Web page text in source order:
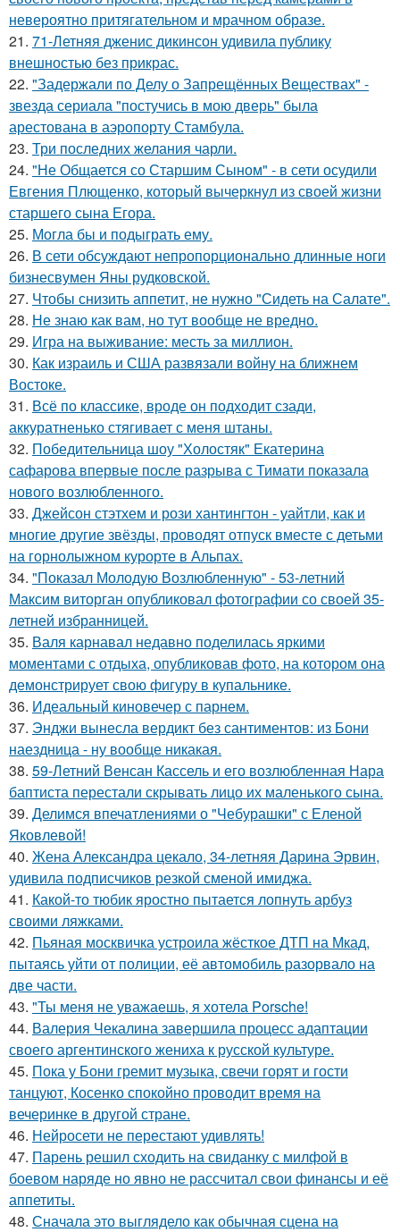
невероятно притягательном и мрачном образе.
21. 71-Летняя дженис дикинсон удивила публику
внешностью без прикрас.
22. "Задержали по Делу о Запрещённых Веществах" -
звезда сериала "постучись в мою дверь" была
арестована в аэропорту Стамбула.
23. Три последних желания чарли.
24. "Не Общается со Старшим Сыном" - в сети осудили
Евгения Плющенко, который вычеркнул из своей жизни
старшего сына Егора.
25. Могла бы и подыграть ему.
26. В сети обсуждают непропорционально длинные ноги
бизнесвумен Яны рудковской.
27. Чтобы снизить аппетит, не нужно "Сидеть на Салате".
28. Не знаю как вам, но тут вообще не вредно.
29. Игра на выживание: месть за миллион.
30. Как израиль и США развязали войну на ближнем
Востоке.
31. Всё по классике, вроде он подходит сзади,
аккуратненько стягивает с меня штаны.
32. Победительница шоу "Холостяк" Екатерина
сафарова впервые после разрыва с Тимати показала
нового возлюбленного.
33. Джейсон стэтхем и рози хантингтон - уайтли, как и
многие другие звёзды, проводят отпуск вместе с детьми
на горнолыжном курорте в Альпах.
34. "Показал Молодую Возлюбленную" - 53-летний
Максим виторган опубликовал фотографии со своей 35-
летней избранницей.
35. Валя карнавал недавно поделилась яркими
моментами с отдыха, опубликовав фото, на котором она
демонстрирует свою фигуру в купальнике.
36. Идеальный киновечер с парнем.
37. Энджи вынесла вердикт без сантиментов: из Бони
наездница - ну вообще никакая.
38. 59-Летний Венсан Кассель и его возлюбленная Нара
баптиста перестали скрывать лицо их маленького сына.
39. Делимся впечатлениями о "Чебурашки" с Еленой
Яковлевой!
40. Жена Александра цекало, 34-летняя Дарина Эрвин,
удивила подписчиков резкой сменой имиджа.
41. Какой-то тюбик яростно пытается лопнуть арбуз
своими ляжками.
42. Пьяная москвичка устроила жёсткое ДТП на Мкад,
пытаясь уйти от полиции, её автомобиль разорвало на
две части.
43. "Ты меня не уважаешь, я хотела Porsche!
44. Валерия Чекалина завершила процесс адаптации
своего аргентинского жениха к русской культуре.
45. Пока у Бони гремит музыка, свечи горят и гости
танцуют, Косенко спокойно проводит время на
вечеринке в другой стране.
46. Нейросети не перестают удивлять!
47. Парень решил сходить на свиданку с милфой в
боевом наряде но явно не рассчитал свои финансы и её
аппетиты.
48. Сначала это выглядело как обычная сцена на